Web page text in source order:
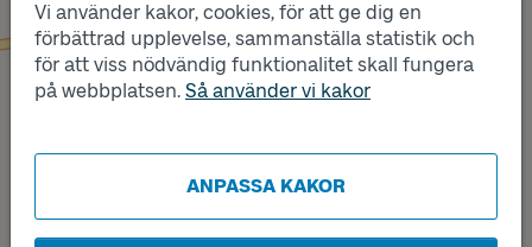
Vi använder kakor, cookies, för att ge dig en
förbättrad upplevelse, sammanställa statistik och
för att viss nödvändig funktionalitet skall fungera
på webbplatsen. Så använder vi kakor
ANPASSA KAKOR
Läge
A